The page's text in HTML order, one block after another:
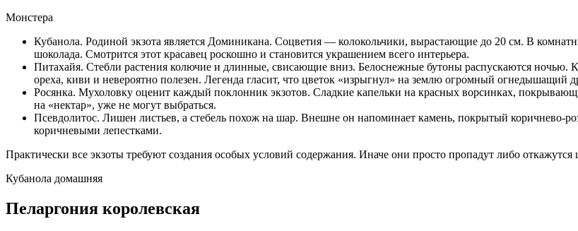
Монстера
Кубанола. Родиной экзота является Доминикана. Соцветия — колокольчики, вырастающие до 20 см. В
шоколада. Смотрится этот красавец роскошно и становится украшением всего интерьера.
Питахайя. Стебли растения колючие и длинные, свисающие вниз. Белоснежные бутоны распускаются ночью.
ореха, киви и невероятно полезен. Легенда гласит, что цветок «изрыгнул» на землю огромный огнедышащий
Росянка. Мухоловку оценит каждый поклонник экзотов. Сладкие капельки на красных ворсинках,
на «нектар», уже не могут выбраться.
Псевдолитос. Лишен листьев, а стебель похож на шар. Внешне он напоминает камень, покрытый коричнево-
коричневыми лепестками.
Практически все экзоты требуют создания особых условий содержания. Иначе они просто пропадут либо откажутся
Кубанола домашняя
Пеларгония королевская